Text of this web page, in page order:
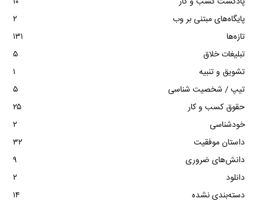
پایگاه‌های مبتنی بر وب
۲
تازه‌ها
۱۳۱
تبلیغات خلاق
۵
تشویق و تنبیه
۱
تیپ / شخصیت شناسی
۵
حقوق کسب و کار
۲۵
خودشناسی
۲
داستان موفقیت
۳۲
دانش‌های ضروری
۹
دانلود
۲
دسته‌بندی نشده
۱۴